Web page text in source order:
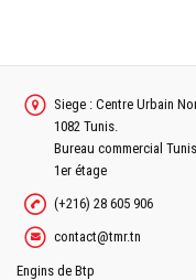
Siege : Centre Urbain
1082 Tunis.
Bureau commercial
1er étage
(+216) 28 605 906
contact@tmr.tn
Engins de Btp